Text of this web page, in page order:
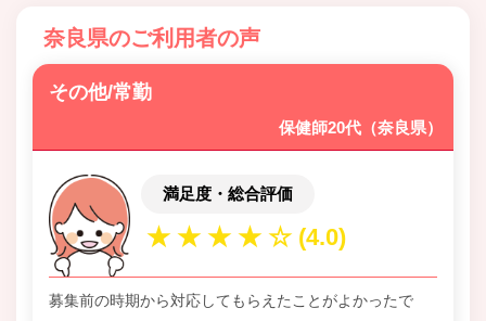
奈良県のご利用者の声
その他/常勤
保健師20代（奈良県）
満足度・総合評価
募集前の時期から対応してもらえたことがよかったで